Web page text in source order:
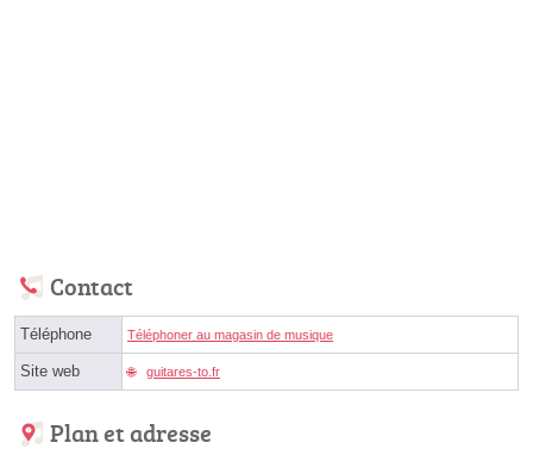
Contact
Téléphone Téléphoner au magasin de musique
Site web guitares-to.fr
Plan et adresse